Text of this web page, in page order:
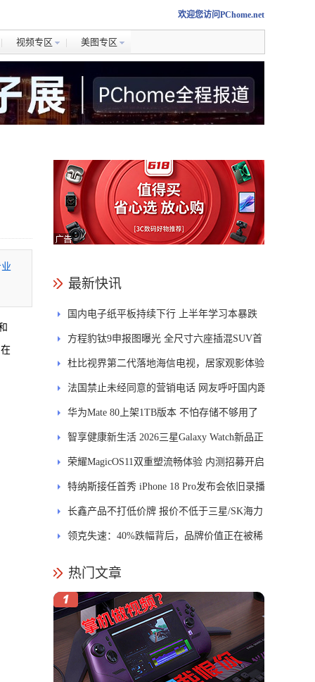
欢迎您访问PChome.net
视频专区 美图专区
最新快讯
国内电子纸平板持续下行 上半年学习本暴跌
84.6%
方程豹钛9申报图曝光 全尺寸六座插混SUV首
发DMS
杜比视界第二代落地海信电视，居家观影体验
能迎来哪些升级？
法国禁止未经同意的营销电话 网友呼吁国内跟
进
华为Mate 80上架1TB版本 不怕存储不够用了
智享健康新生活 2026三星Galaxy Watch新品正
式开售
荣耀MagicOS11双重塑流畅体验 内测招募开启
特纳斯接任首秀 iPhone 18 Pro发布会依旧录播
长鑫产品不打低价牌 报价不低于三星/SK海力
士
领克失速：40%跌幅背后，品牌价值正在被稀
热门文章